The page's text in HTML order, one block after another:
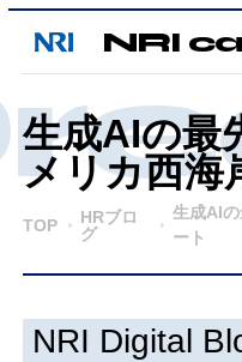
NRI
生成AIの最
メリカ西海
TOP
HRブロ
グ
生成AI
ート
NRI Digital